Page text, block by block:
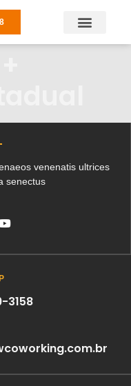
venenatis ultrices
senectus
3158